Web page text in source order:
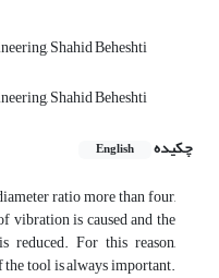
Shahid Beheshti
Shahid Beheshti
چکیده
English
ratio more than four,
is caused and the
reduced. For this reason,
tool is always important.